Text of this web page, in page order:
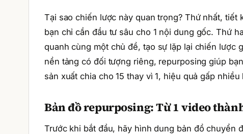
Tại sao chiến lược này quan trọng? Thứ nhất,
bạn chỉ cần đầu tư sâu cho 1 nội dung gốc. Thứ
quanh cùng một chủ đề, tạo sự lặp lại chiến
nền tảng có đối tượng riêng, repurposing giúp
sản xuất chia cho 15 thay vì 1, hiệu quả gấp nhiều
Bản đồ repurposing: Từ 1 video
Trước khi bắt đầu, hãy hình dung bản đồ chuyển